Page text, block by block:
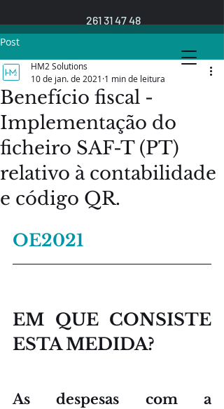
261 31 47 48
Post
Benefício fiscal -
Implementação do
ficheiro SAF-T (PT)
relativo à contabilidade
e código QR.
HM2 Solutions
10 de jan. de 2021 1 min de leitura
OE2021
EM QUE CONSISTE
ESTA MEDIDA?
As despesas com a